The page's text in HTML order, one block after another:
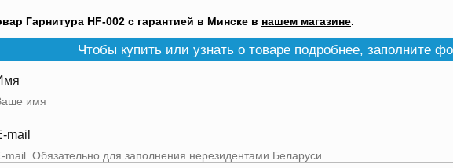
Гарнитура HF-002 с гарантией в Минске в нашем магазине.
Чтобы купить или узнать о товаре подробнее, заполните
mail